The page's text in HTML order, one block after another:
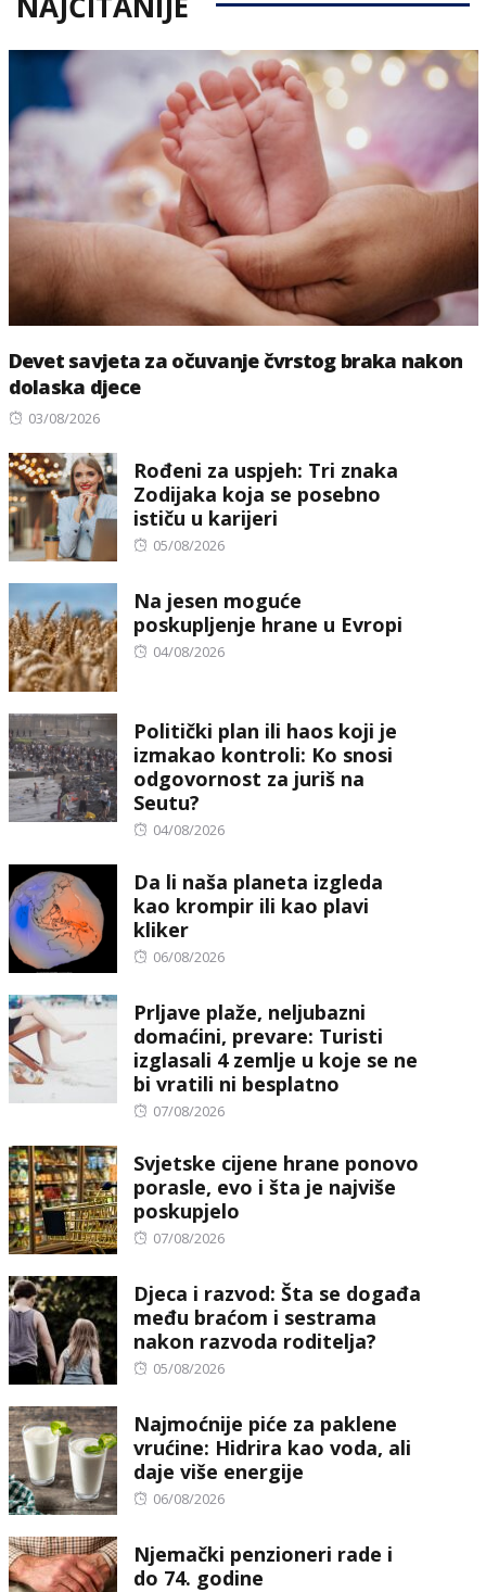
Devet savjeta za očuvanje čvrstog braka nakon
dolaska djece
Posted
03/08/2026
Rođeni za uspjeh: Tri znaka
Zodijaka koja se posebno
ističu u karijeri
Posted
05/08/2026
Na jesen moguće
poskupljenje hrane u Evropi
Posted
04/08/2026
Politički plan ili haos koji je
izmakao kontroli: Ko snosi
odgovornost za juriš na
Seutu?
Posted
04/08/2026
Da li naša planeta izgleda
kao krompir ili kao plavi
kliker
Posted
06/08/2026
Prljave plaže, neljubazni
domaćini, prevare: Turisti
izglasali 4 zemlje u koje se ne
bi vratili ni besplatno
Posted
07/08/2026
Svjetske cijene hrane ponovo
porasle, evo i šta je najviše
poskupjelo
Posted
07/08/2026
Djeca i razvod: Šta se događa
među braćom i sestrama
nakon razvoda roditelja?
Posted
05/08/2026
Najmoćnije piće za paklene
vrućine: Hidrira kao voda, ali
daje više energije
Posted
06/08/2026
Njemački penzioneri rade i
do 74. godine